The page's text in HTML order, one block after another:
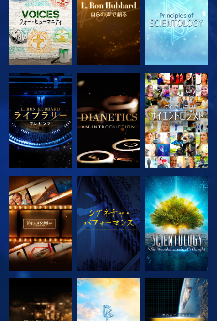
シリーズを探求 シリーズを探求 観る
シリーズを探求 観る シリーズを探求
シリーズを探求 シリーズを探求 観る